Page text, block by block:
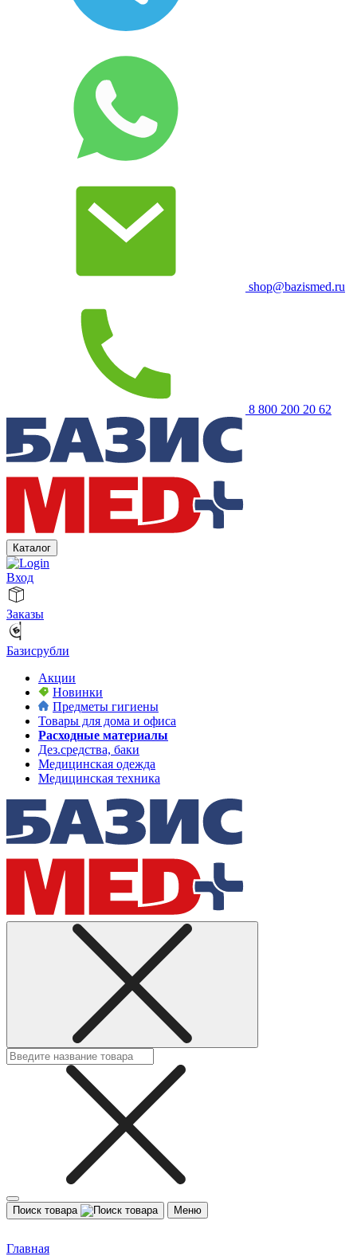
shop@bazismed.ru
8 800 200 20 62
Каталог
Вход
Заказы
Базисрубли
Акции
Новинки
Предметы гигиены
Товары для дома и офиса
Расходные материалы
Дез.средства, баки
Медицинская одежда
Медицинская техника
Поиск товара Меню
Главная